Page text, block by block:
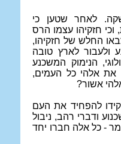
לאחר שטען כי
חזקיהו עצמו הרס
החלש של חזקיהו,
ולעבור לארץ טובה
הנימוק המשכנע
את אלהי כל העמים,
אשור?
להפחיד את העם
ודברי רהב, ניבול
- כל אלה חברו יחד